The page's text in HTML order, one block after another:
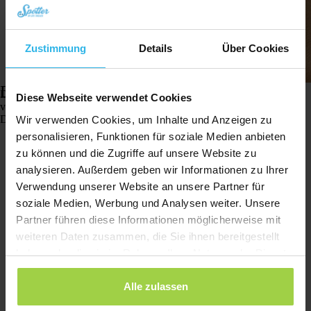
Zustimmung Details Über Cookies
Diese Webseite verwendet Cookies
Wir verwenden Cookies, um Inhalte und Anzeigen zu
personalisieren, Funktionen für soziale Medien anbieten
zu können und die Zugriffe auf unsere Website zu
analysieren. Außerdem geben wir Informationen zu Ihrer
Verwendung unserer Website an unsere Partner für
soziale Medien, Werbung und Analysen weiter. Unsere
Partner führen diese Informationen möglicherweise mit
weiteren Daten zusammen, die Sie ihnen bereitgestellt
haben oder die sie im Rahmen Ihrer Nutzung der Dienste
gesammelt haben.
Alle zulassen
Datenschutzerklärung
Der Datenschutz liegt uns sehr am Herzen, und darauf kannst du dich
verlassen. Deine Privatsphäre hat für uns höchste Priorität. In unserer
Datenschutzerklärung erfährst du, wie wir mit dem Datenschutz umgehen.
Zur Datenschutzerklärung